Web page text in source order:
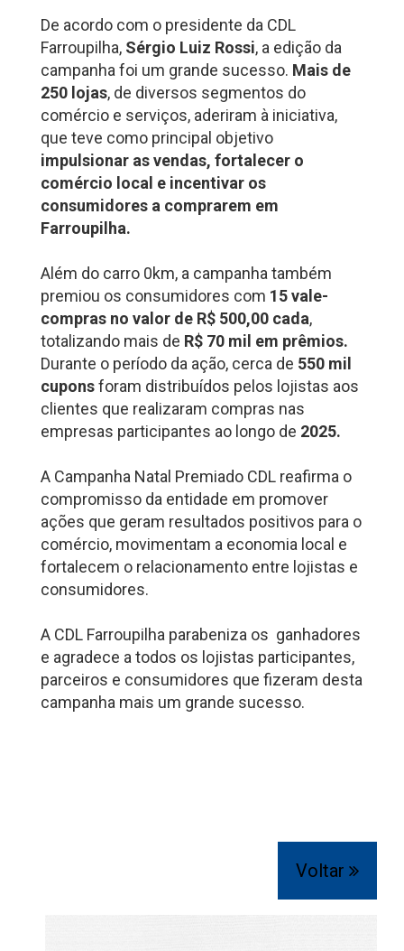
De acordo com o presidente da CDL
Farroupilha, Sérgio Luiz Rossi, a edição da
campanha foi um grande sucesso. Mais de
250 lojas, de diversos segmentos do
comércio e serviços, aderiram à iniciativa,
que teve como principal objetivo
impulsionar as vendas, fortalecer o
comércio local e incentivar os
consumidores a comprarem em
Farroupilha.
Além do carro 0km, a campanha também
premiou os consumidores com 15 vale-
compras no valor de R$ 500,00 cada,
totalizando mais de R$ 70 mil em prêmios.
Durante o período da ação, cerca de 550 mil
cuponsforam distribuídos pelos lojistas aos
clientes que realizaram compras nas
empresas participantes ao longo de 2025.
A Campanha Natal Premiado CDL reafirma o
compromisso da entidade em promover
ações que geram resultados positivos para o
comércio, movimentam a economia local e
fortalecem o relacionamento entre lojistas e
consumidores.
A CDL Farroupilha parabeniza os ganhadores
e agradece a todos os lojistas participantes,
parceiros e consumidores que fizeram desta
campanha mais um grande sucesso.
Voltar